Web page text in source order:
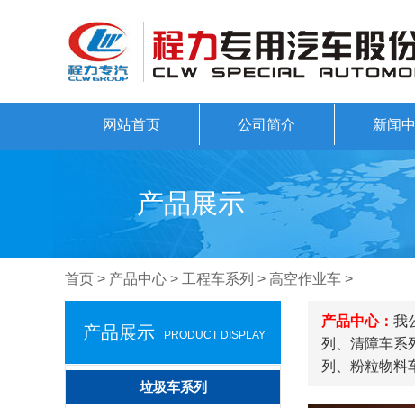
网站首页 公司简介 新闻
产品展示
首页 > 产品中心 > 工程车系列 > 高空作业车 >
产品展示 PRODUCT DISPLAY
垃圾车系列
产品中心： 我
列、清障车系
列、粉粒物料